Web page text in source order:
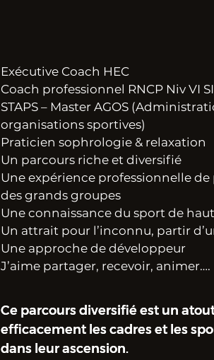
Exécutive Coach HEC
Coach professionnel RNCP Niv VI
STAPS – Master AGOS
organisations sportives)
Praticien sophrologie & relaxation
Un parcours riche et diversifié
Une expérience professionnelle de
des grands groupes
Une connaissance du sport de
Un attrait pour l’inconnu, partir
Une approche de développeur
J’aime partager, recevoir, animer….
Ce parcours diversifié est un
efficacement les cadres et les
dans leur ascension.
Ce parcours diversifié est un
efficacement les cadres et les
dans leur ascension.